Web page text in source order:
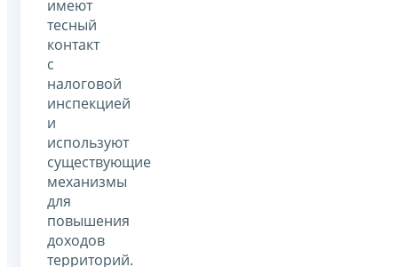
имеют
тесный
контакт
с
налоговой
инспекцией
и
используют
существующие
механизмы
для
повышения
доходов
территорий.